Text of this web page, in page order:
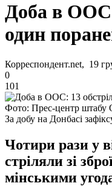
Доба в ООС:
один
Корреспондент.net, 19
0
101
Фото: Прес-центр
За добу на Донбасі
Чотири рази у
стріляли зі
мінськими